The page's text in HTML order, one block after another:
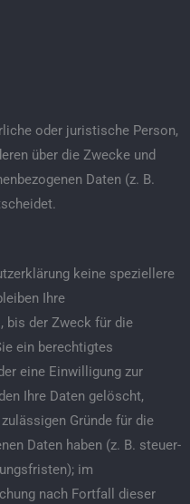
oder juristische Person,
über die Zwecke und
Daten (z. B.
keine speziellere
Ihre
bis der Zweck für die
ein berechtigtes
eine Einwilligung zur
Ihre Daten gelöscht,
Gründe für die
Daten haben (z. B. steuer-
im
nach Fortfall dieser